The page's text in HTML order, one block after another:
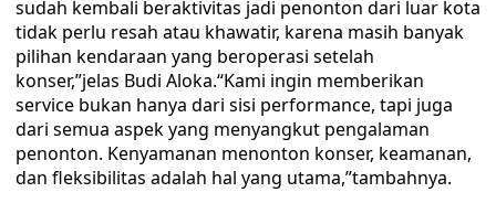
sudah kembali beraktivitas jadi penonton dari luar kota
tidak perlu resah atau khawatir, karena masih banyak
pilihan kendaraan yang beroperasi setelah
konser,”jelas Budi Aloka.“Kami ingin memberikan
service bukan hanya dari sisi performance, tapi juga
dari semua aspek yang menyangkut pengalaman
penonton. Kenyamanan menonton konser, keamanan,
dan fleksibilitas adalah hal yang utama,”tambahnya.